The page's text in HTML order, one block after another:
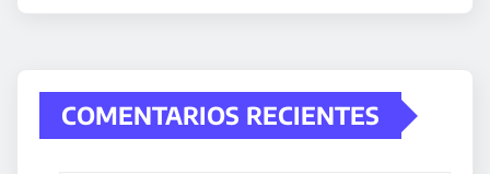
COMENTARIOS RECIENTES